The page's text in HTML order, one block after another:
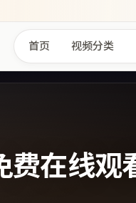
首页 视频分类
费在线观